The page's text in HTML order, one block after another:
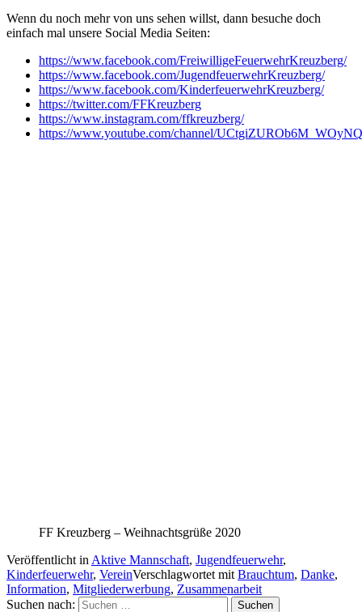
Wenn du noch mehr von uns sehen willst, dann besuche doch
einfach mal unsere Social Media Seiten:
https://www.facebook.com/FreiwilligeFeuerwehrKreuzberg/
https://www.facebook.com/JugendfeuerwehrKreuzberg/
https://www.facebook.com/KinderfeuerwehrKreuzberg/
https://twitter.com/FFKreuzberg
https://www.instagram.com/ffkreuzberg/
https://www.youtube.com/channel/
FF Kreuzberg – Weihnachtsgrüße 2020
Veröffentlicht in Aktive Mannschaft, Jugendfeuerwehr,
Kinderfeuerwehr, VereinVerschlagwortet mit Brauchtum, Danke,
Information, Mitgliederwerbung, Zusammenarbeit
Suchen nach: